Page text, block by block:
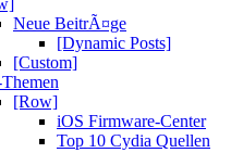
Neue BeitrÃ¤ge
[Dynamic Posts]
[Custom]
[Row]
iOS Firmware-Center
Top 10 Cydia Quellen